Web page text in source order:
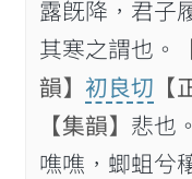
露旣降，君子
其寒之謂也。
韻】 初良切 【
【集韻】 悲也。
噍噍，蝍蛆兮